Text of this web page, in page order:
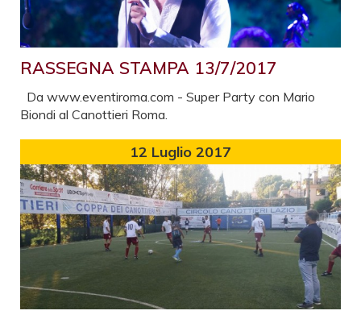
RASSEGNA STAMPA 13/7/2017
Da www.eventiroma.com - Super Party con Mario
Biondi al Canottieri Roma.
12 Luglio 2017